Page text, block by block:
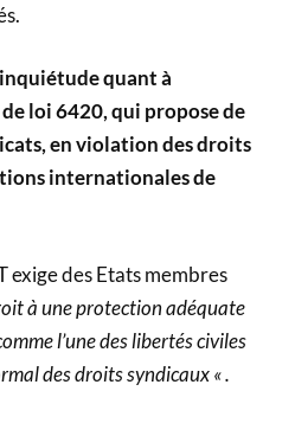
inquiétude quant à
loi 6420, qui propose de
en violation des droits
internationales de
exige des Etats membres
à une protection adéquate
l’une des libertés civiles
des droits syndicaux « .